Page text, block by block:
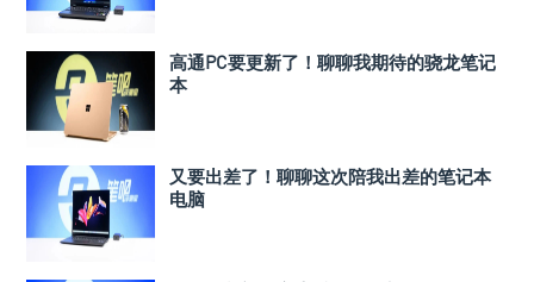
高通PC要更新了！聊聊我期待的骁龙笔记
本
又要出差了！聊聊这次陪我出差的笔记本
电脑